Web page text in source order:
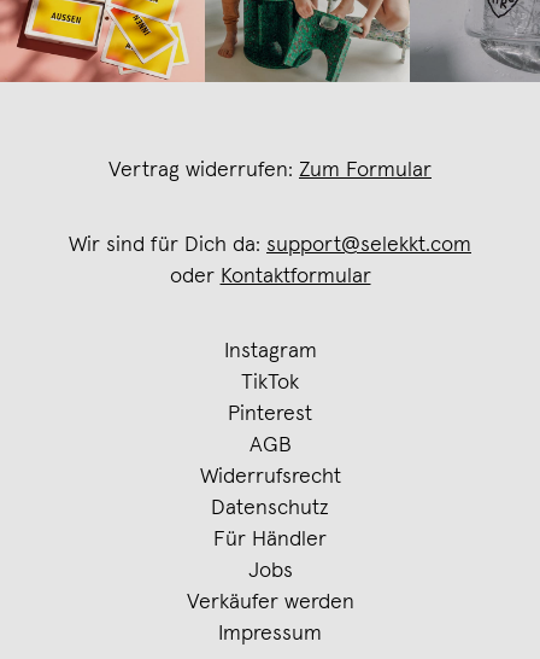
Vertrag widerrufen: Zum Formular
Wir sind für Dich da: support@selekkt.com
oder Kontaktformular
Instagram
TikTok
Pinterest
AGB
Widerrufsrecht
Datenschutz
Für Händler
Jobs
Verkäufer werden
Impressum